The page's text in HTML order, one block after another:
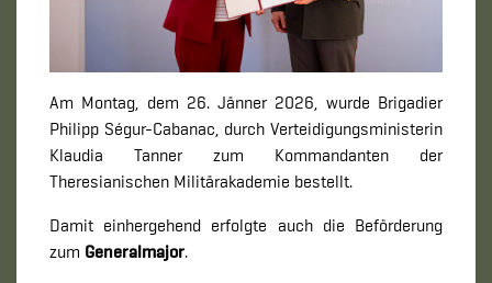
Am Montag, dem 26. Jänner 2026, wurde Brigadier
Philipp Ségur-Cabanac, durch Verteidigungsministerin
Klaudia Tanner zum Kommandanten der
Theresianischen Militärakademie bestellt.
Damit einhergehend erfolgte auch die Beförderung
zum Generalmajor.